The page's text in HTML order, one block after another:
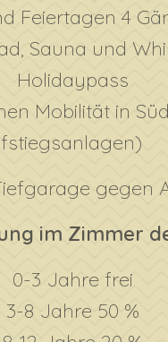
Feiertagen 4
Sauna und
Holidaypass
Mobilität in
gegen
im Zimmer
0-3 Jahre frei
3-8 Jahre 50 %